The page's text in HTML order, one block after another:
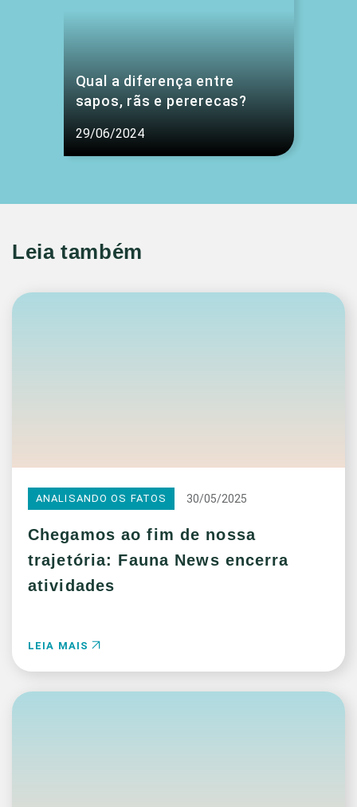
Qual a diferença entre
sapos, rãs e pererecas?
29/06/2024
Leia também
ANALISANDO OS FATOS 30/05/2025
Chegamos ao fim de nossa
trajetória: Fauna News encerra
atividades
LEIA MAIS